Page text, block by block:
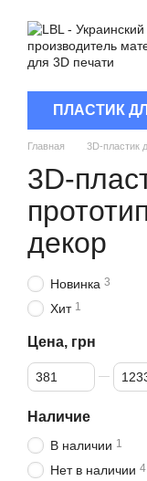
ПЛАСТИК
Главная 3D-пластик
3D-
декор
Новинка 3
Хит 1
Цена, грн
От Цена, грн
До Цена, грн
Наличие
В наличии 1
Нет в наличии 4